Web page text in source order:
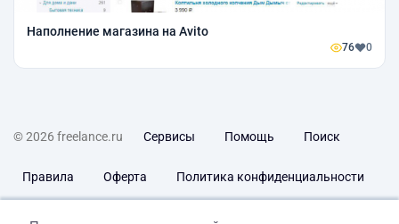
Наполнение магазина на Avito
76 0
© 2026 freelance.ru Сервисы Помощь Поиск
Правила Оферта Политика конфиденциальности